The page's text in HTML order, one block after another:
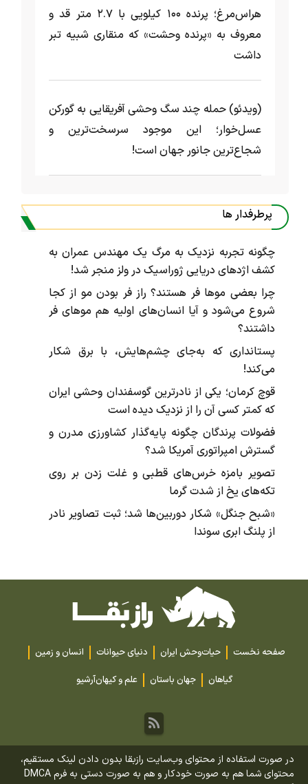
هراس‌مرغ؛ پرنده ۱۰۰ کیلویی با ۲.۷ متر قد و
معروف به «پرنده وحشت» که منقاری شبیه تبر
داشت
(ویدئو) حمله چند سگ وحشی آفریقایی به گورکن
عسل‌خوار؛ این موجود سرسخت‌ترین و
شجاع‌ترین جانور جهان است!
پرطرفدار ها
چگونه تجربه نزدیک به مرگ یک مهندس عمران به
کشف اژد‌های دریایی ژوراسیک در ولز منجر شد!
چرا بعضی موها فر هستند؟ راز فر بودن مو از کجا
شروع می‌شود و آیا انسان‌های اولیه هم موهای فر
داشتند؟
پستانداری که به‌جای چشم‌هایش، با برق شکار
می‌کند!
قوچ کرمان؛ یکی از نادرترین گوسفندان وحشی ایران
که کمتر کسی آن را از نزدیک دیده است
فضولات پرندگان چگونه پایه‌گذار کشاورزی مدرن و
گسترش امپراتوری آمریکا شد؟
تصویر بامزه خرس‌های قطبی و غلت زدن بر روی
تکه‌های یخ از شدت گرما
«شبح جنگل» شکار دوربین‌ها شد؛ ثبت تصاویر نادر
از پلنگ ابری سوندا
صفحه نخست حیات‌وحش ایران دنیای حیوانات
انسان و زمین
گیاهان
جهان باستان علم و کیهانآرشیو
در صورت استفاده از محتوای وب‌سایت رازبقا بدون دادن لینک مستقیم،
محتوای شما هم به صورت خودکار و هم به صورت دستی به فرم DMCA